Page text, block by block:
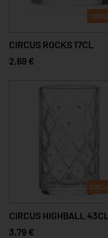
CIRCUS ROCKS 17CL
2,69 €
CIRCUS HIGHBALL 43CL
3,79 €